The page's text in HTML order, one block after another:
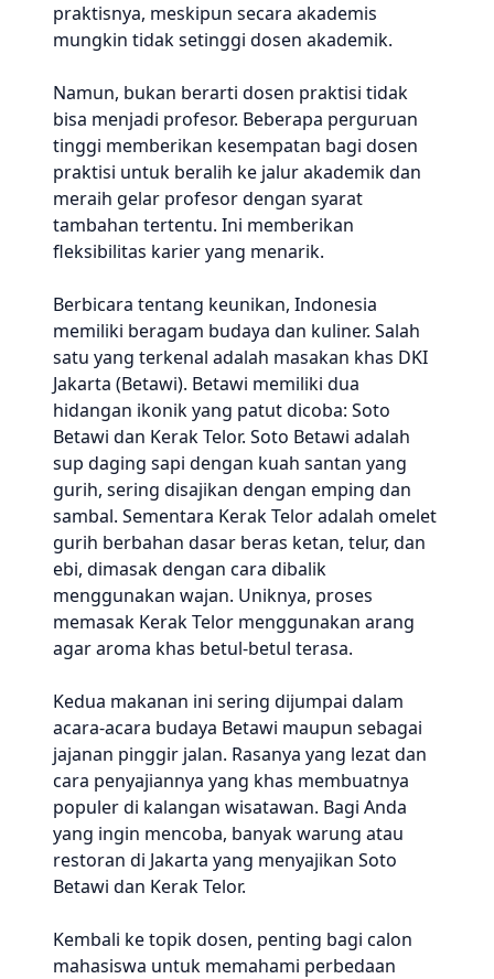
praktisnya, meskipun secara akademis
mungkin tidak setinggi dosen akademik.
Namun, bukan berarti dosen praktisi tidak
bisa menjadi profesor. Beberapa perguruan
tinggi memberikan kesempatan bagi dosen
praktisi untuk beralih ke jalur akademik dan
meraih gelar profesor dengan syarat
tambahan tertentu. Ini memberikan
fleksibilitas karier yang menarik.
Berbicara tentang keunikan, Indonesia
memiliki beragam budaya dan kuliner. Salah
satu yang terkenal adalah masakan khas DKI
Jakarta (Betawi). Betawi memiliki dua
hidangan ikonik yang patut dicoba: Soto
Betawi dan Kerak Telor. Soto Betawi adalah
sup daging sapi dengan kuah santan yang
gurih, sering disajikan dengan emping dan
sambal. Sementara Kerak Telor adalah omelet
gurih berbahan dasar beras ketan, telur, dan
ebi, dimasak dengan cara dibalik
menggunakan wajan. Uniknya, proses
memasak Kerak Telor menggunakan arang
agar aroma khas betul-betul terasa.
Kedua makanan ini sering dijumpai dalam
acara-acara budaya Betawi maupun sebagai
jajanan pinggir jalan. Rasanya yang lezat dan
cara penyajiannya yang khas membuatnya
populer di kalangan wisatawan. Bagi Anda
yang ingin mencoba, banyak warung atau
restoran di Jakarta yang menyajikan Soto
Betawi dan Kerak Telor.
Kembali ke topik dosen, penting bagi calon
mahasiswa untuk memahami perbedaan